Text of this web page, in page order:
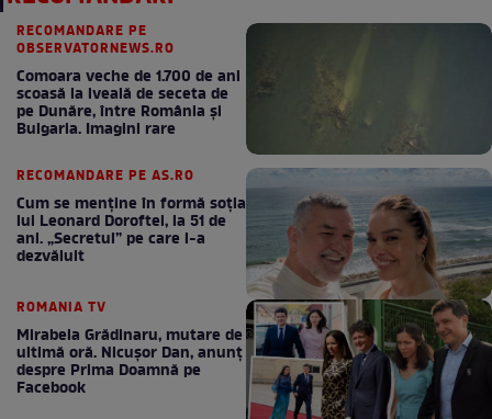
RECOMANDARE PE
OBSERVATORNEWS.RO
Comoara veche de 1.700 de ani
scoasă la iveală de seceta de
pe Dunăre, între România şi
Bulgaria. Imagini rare
RECOMANDARE PE AS.RO
Cum se menţine în formă soţia
lui Leonard Doroftei, la 51 de
ani. „Secretul” pe care l-a
dezvăluit
ROMANIA TV
Mirabela Grădinaru, mutare de
ultimă oră. Nicuşor Dan, anunţ
despre Prima Doamnă pe
Facebook